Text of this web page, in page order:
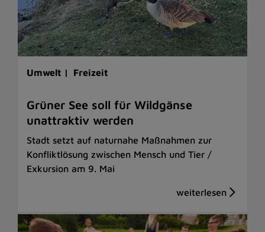
Umwelt | Freizeit
Grüner See soll für Wildgänse
unattraktiv werden
Stadt setzt auf naturnahe Maßnahmen zur
Konfliktlösung zwischen Mensch und Tier /
Exkursion am 9. Mai